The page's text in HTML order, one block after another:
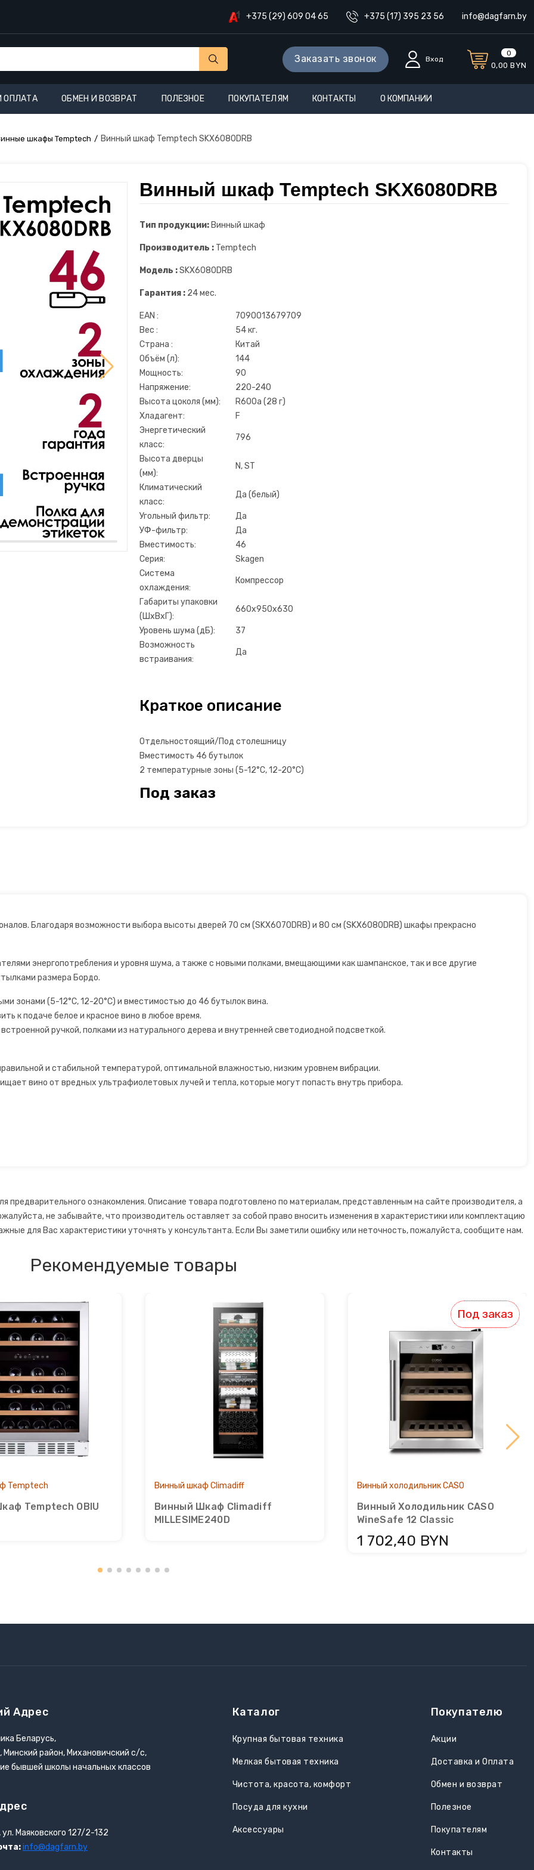
+375 (29) 609 04 65 +375 (17) 395 23 56 info@dagfarn.by
Заказать звонок Вход
0
0,00 BYN
ОПЛАТА ОБМЕН И ВОЗВРАТ ПОЛЕЗНОЕ ПОКУПАТЕЛЯМ КОНТАКТЫ О КОМПАНИИ
шкафы Temptech Винный шкаф Temptech SKX6080DRB
Винный шкаф Temptech SKX6080DRB
Тип продукции: Винный шкаф
Производитель : Temptech
Модель :SKX6080DRB
Гарантия : 24 мес.
EAN :
7090013679709
Вес :
54 кг.
Страна :
Китай
Объём (л):
144
Мощность:
90
Напряжение:
220-240
Высота цоколя (мм):
R600a (28 г)
Хладагент:
F
Энергетический
класс:
796
Высота дверцы
(мм):
N, ST
Климатический
класс:
Да (белый)
Угольный фильтр:
Да
УФ-фильтр:
Да
Вместимость:
46
Серия:
Skagen
Система
охлаждения:
Компрессор
Габариты упаковки
(ШхВхГ):
660x950x630
Уровень шума (дБ):
37
Возможность
встраивания:
Да
Краткое описание
Отдельностоящий/Под столешницу
Вместимость 46 бутылок
2 температурные зоны (5-12°C, 12-20°C)
Под заказ
Благодаря возможности выбора высоты дверей 70 см (SKX6070DRB) и 80 см (SKX6080DRB) шкафы прекрасно
энергопотребления и уровня шума, а также с новыми полками, вмещающими как шампанское, так и все другие
размера Бордо.
зонами (5-12°C, 12-20°C) и вместимостью до 46 бутылок вина.
к подаче белое и красное вино в любое время.
ручкой, полками из натурального дерева и внутренней светодиодной подсветкой.
и стабильной температурой, оптимальной влажностью, низким уровнем вибрации.
вино от вредных ультрафиолетовых лучей и тепла, которые могут попасть внутрь прибора.
предварительного ознакомления. Описание товара подготовлено по материалам, представленным на сайте производителя, а
не забывайте, что производитель оставляет за собой право вносить изменения в характеристики или комплектацию
для Вас характеристики уточнять у консультанта. Если Вы заметили ошибку или неточность, пожалуйста, сообщите нам.
Рекомендуемые товары
Temptech
Temptech OBIU
Винный шкаф Climadiff
Винный Шкаф Climadiff
MILLESIME240D
Под заказ
Винный холодильник CASO
Винный Холодильник CASO
WineSafe 12 Classic
1 702,40 BYN
Адрес
Беларусь,
Минский район, Михановичский с/с,
бывшей школы начальных классов
Маяковского 127/2-132
info@dagfarn.by
Каталог
Крупная бытовая техника
Мелкая бытовая техника
Чистота, красота, комфорт
Посуда для кухни
Аксессуары
Покупателю
Акции
Доставка и Оплата
Обмен и возврат
Полезное
Покупателям
Контакты